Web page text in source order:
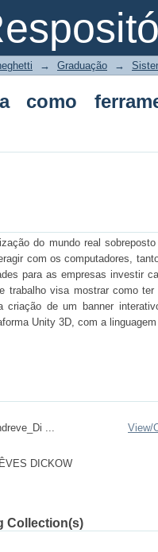
como
→ Graduação →
como
do mundo real
com os computadores,
para as empresas investir
trabalho visa mostrar como
de um banner
Unity 3D, com a
...
DICKOW
View/
Collection(s)